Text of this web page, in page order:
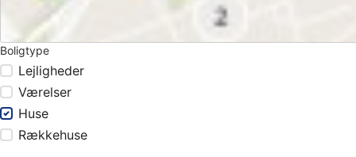
Boligtype
Lejligheder
Værelser
Huse
Rækkehuse